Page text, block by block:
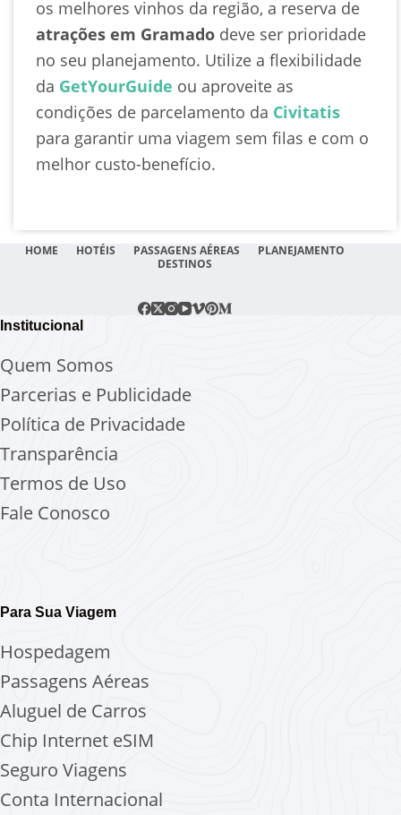
os melhores vinhos da região, a reserva de
atrações em Gramado deve ser prioridade
no seu planejamento. Utilize a flexibilidade
da GetYourGuide ou aproveite as
condições de parcelamento da Civitatis
para garantir uma viagem sem filas e com o
melhor custo-benefício.
HOME HOTÉIS PASSAGENS AÉREAS
PLANEJAMENTO
DESTINOS
Institucional
Quem Somos
Parcerias e Publicidade
Política de Privacidade
Transparência
Termos de Uso
Fale Conosco
Para Sua Viagem
Hospedagem
Passagens Aéreas
Aluguel de Carros
Chip Internet eSIM
Seguro Viagens
Conta Internacional